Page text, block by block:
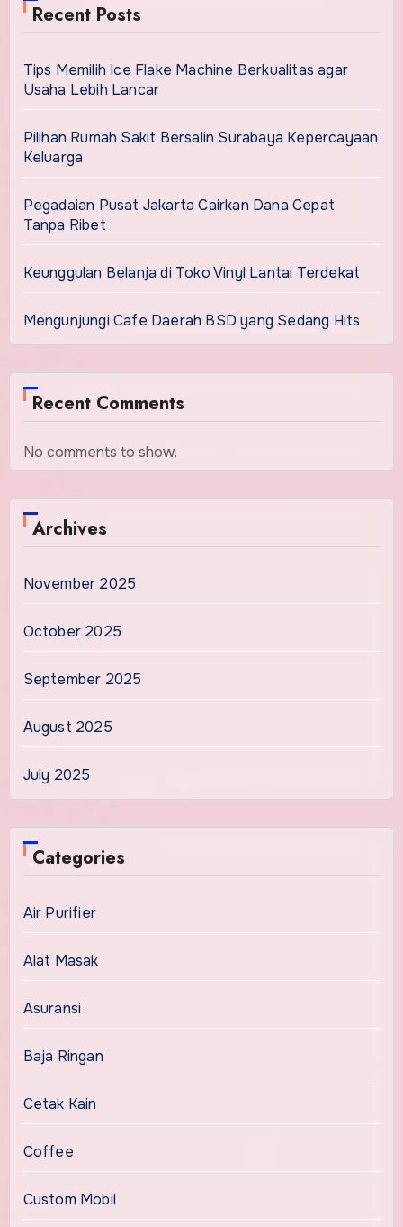
Recent Posts
Tips Memilih Ice Flake Machine Berkualitas agar
Usaha Lebih Lancar
Pilihan Rumah Sakit Bersalin Surabaya Kepercayaan
Keluarga
Pegadaian Pusat Jakarta Cairkan Dana Cepat
Tanpa Ribet
Keunggulan Belanja di Toko Vinyl Lantai Terdekat
Mengunjungi Cafe Daerah BSD yang Sedang Hits
Recent Comments
No comments to show.
Archives
November 2025
October 2025
September 2025
August 2025
July 2025
Categories
Air Purifier
Alat Masak
Asuransi
Baja Ringan
Cetak Kain
Coffee
Custom Mobil